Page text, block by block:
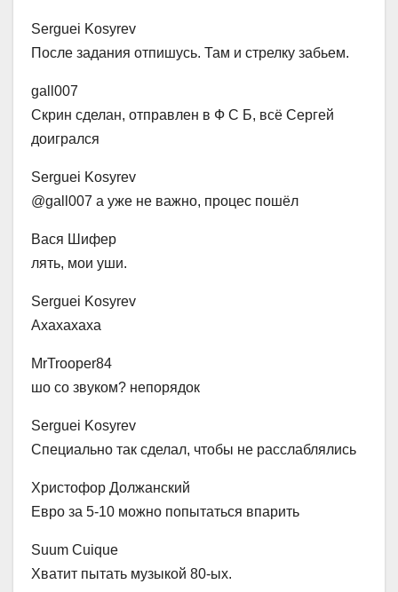
Serguei Kosyrev
После задания отпишусь. Там и стрелку забьем.
gall007
Скрин сделан, отправлен в Ф С Б, всё Сергей
доигрался
Serguei Kosyrev
@gall007 а уже не важно, процес пошёл
Вася Шифер
лять, мои уши.
Serguei Kosyrev
Ахахахаха
MrTrooper84
шо со звуком? непорядок
Serguei Kosyrev
Специально так сделал, чтобы не расслаблялись
Христофор Должанский
Евро за 5-10 можно попытаться впарить
Suum Cuique
Хватит пытать музыкой 80-ых.